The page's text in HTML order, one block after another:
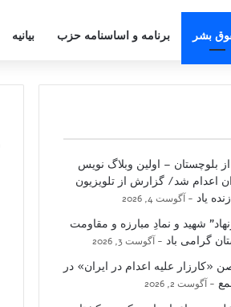
بشر برنامه و اساسنامه حزب بیانیه
بلوچستان – اولین وبلاگ نویس
اعدام شد/ گزارش از تلویزیون
یاد
آگوست 4, 2026
شهید و نمادِ مبارزه و مقاومت
گرامی باد
آگوست 3, 2026
«کارزار علیه اعدام در ایران» در
آگوست 2, 2026